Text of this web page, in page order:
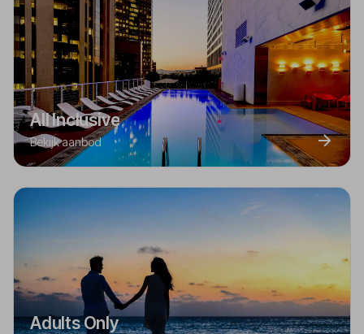
All Inclusive
Bekijk aanbod
Adults Only